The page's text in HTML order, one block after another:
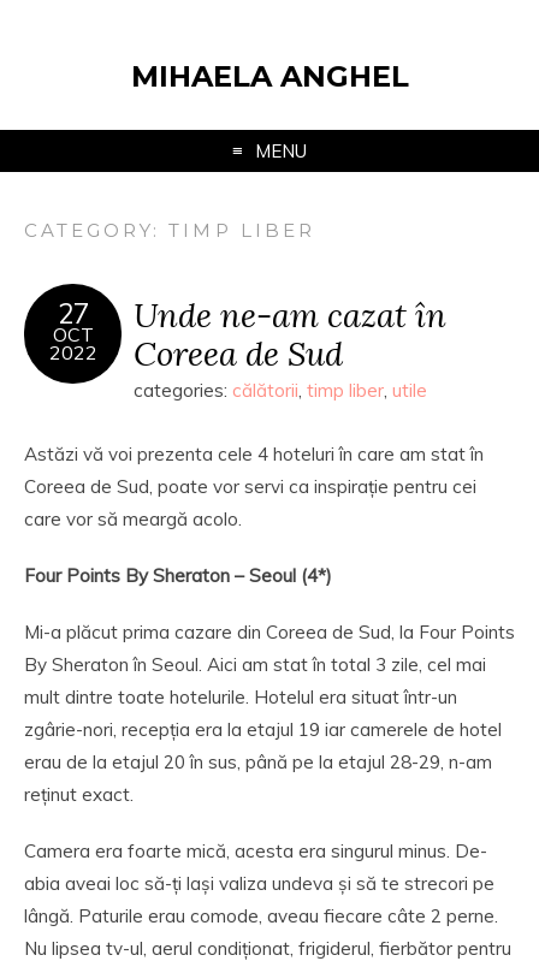
MIHAELA ANGHEL
MENU
CATEGORY:TIMP LIBER
27
OCT
2022
Unde ne-am cazat în
Coreea de Sud
categories: călătorii, timp liber, utile
Astăzi vă voi prezenta cele 4 hoteluri în care am stat în
Coreea de Sud, poate vor servi ca inspirație pentru cei
care vor să meargă acolo.
Four Points By Sheraton – Seoul (4*)
Mi-a plăcut prima cazare din Coreea de Sud, la Four Points
By Sheraton în Seoul. Aici am stat în total 3 zile, cel mai
mult dintre toate hotelurile. Hotelul era situat într-un
zgârie-nori, recepția era la etajul 19 iar camerele de hotel
erau de la etajul 20 în sus, până pe la etajul 28-29, n-am
reținut exact.
Camera era foarte mică, acesta era singurul minus. De-
abia aveai loc să-ți lași valiza undeva și să te strecori pe
lângă. Paturile erau comode, aveau fiecare câte 2 perne.
Nu lipsea tv-ul, aerul condiționat, frigiderul, fierbător pentru